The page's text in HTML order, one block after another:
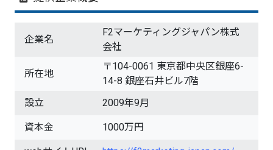
企業名
F2マーケティングジャパン株式
会社
所在地
〒104-0061 東京都中央区銀座6-
14-8 銀座石井ビル7階
設立
2009年9月
資本金 1000万円